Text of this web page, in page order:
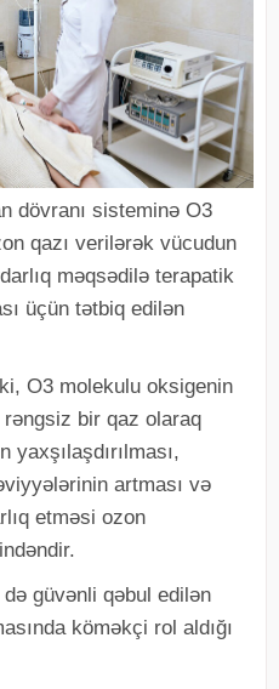
dövranı sisteminə O3
qazı verilərək vücudun
məqsədilə terapatik
üçün tətbiq edilən
O3 molekulu oksigenin
rəngsiz bir qaz olaraq
yaxşılaşdırılması,
artması və
etməsi ozon
güvənli qəbul edilən
köməkçi rol aldığı